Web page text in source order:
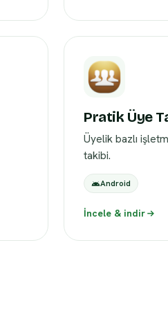
Pratik Üye
Üyelik bazlı
takibi.
Android
İncele & indir